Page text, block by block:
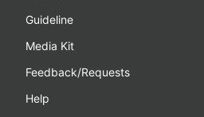
Guideline
Media Kit
Feedback/Requests
Help